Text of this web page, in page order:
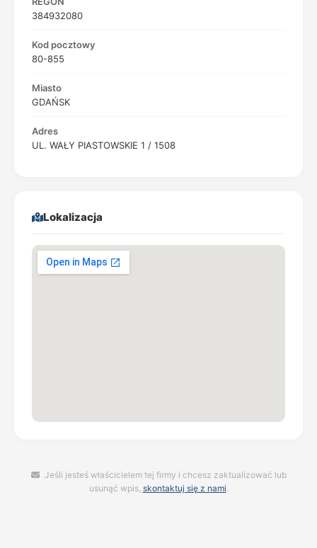
384932080
Kod pocztowy
80-855
Miasto
GDAŃSK
Adres
UL. WAŁY PIASTOWSKIE 1 / 1508
Lokalizacja
Jeśli jesteś właścicielem tej firmy i chcesz zaktualizować lub
usunąć wpis, skontaktuj się z nami.